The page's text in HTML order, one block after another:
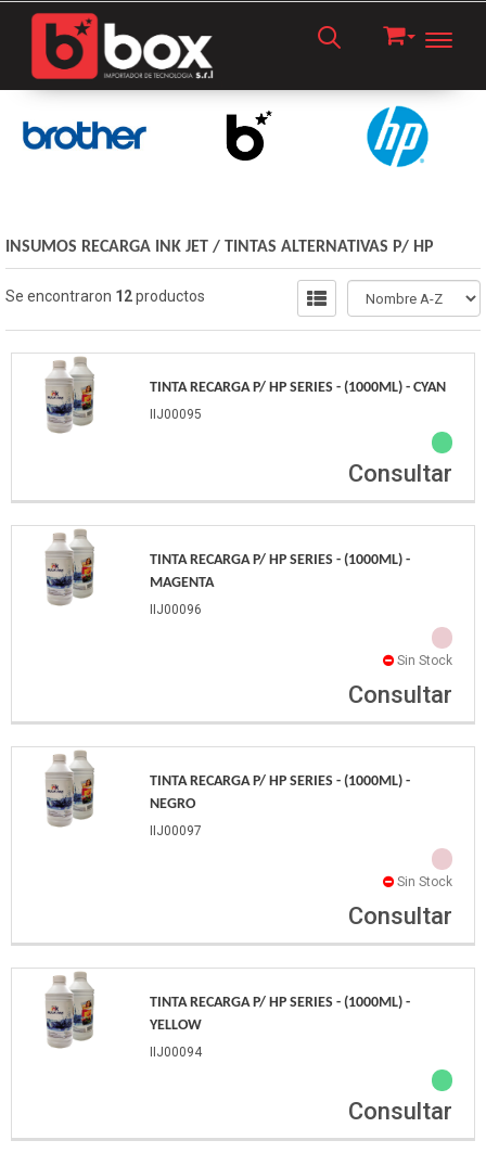
INSUMOS RECARGA INK JET / TINTAS ALTERNATIVAS P/ HP
Se encontraron 12productos
TINTA RECARGA P/ HP SERIES - (1000ML) - CYAN
IIJ00095
Consultar
TINTA RECARGA P/ HP SERIES - (1000ML) -
MAGENTA
IIJ00096
Sin Stock
Consultar
TINTA RECARGA P/ HP SERIES - (1000ML) -
NEGRO
IIJ00097
Sin Stock
Consultar
TINTA RECARGA P/ HP SERIES - (1000ML) -
YELLOW
IIJ00094
Consultar